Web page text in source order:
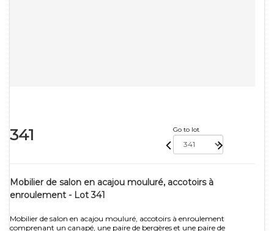
341 Go to lot
Mobilier de salon en acajou mouluré, accotoirs à
enroulement - Lot 341
Mobilier de salon en acajou mouluré, accotoirs à enroulement
comprenant un canapé, une paire de bergères et une paire de